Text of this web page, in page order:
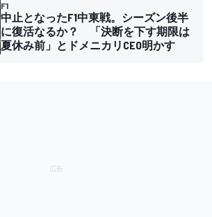
F1
中止となったF1中東戦。シーズン後半
に復活なるか？ 「決断を下す期限は
夏休み前」とドメニカリCEO明かす